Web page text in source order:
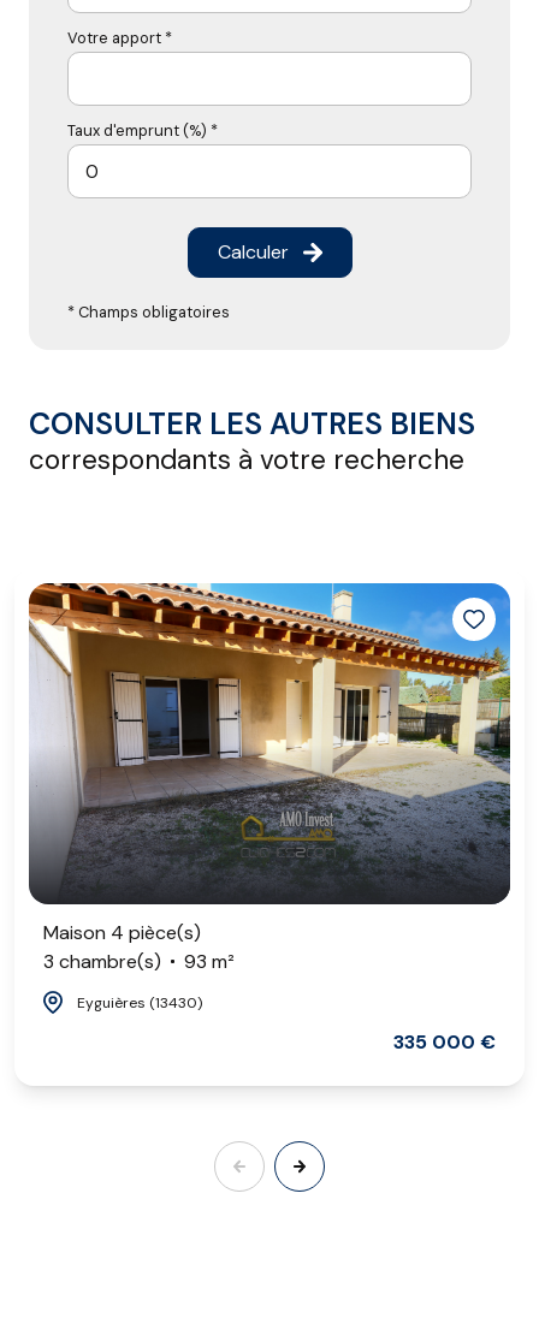
Votre apport *
Taux d'emprunt (%) *
Calculer
* Champs obligatoires
CONSULTER LES AUTRES BIENS
correspondants à votre recherche
Maison 4 pièce(s)
3 chambre(s)
93 m²
Eyguières (13430)
335 000 €